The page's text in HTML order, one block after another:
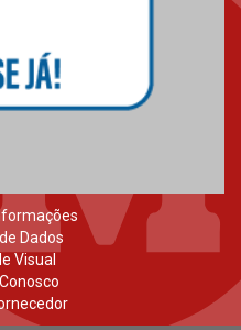
Dados
Visual